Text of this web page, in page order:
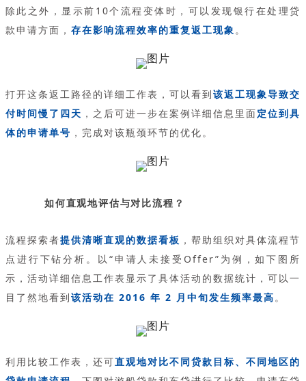
除此之外，显示前10个流程变体时，可以发现银行在处理贷
款申请方面， 存在影响流程效率的重复返工现象。
打开这条返工路径的详细工作表，可以看到该返工现象导致交
付时间慢了四天 ，之后可进一步在案例详细信息里面定位到具
体的申请单号 ，完成对该瓶颈环节的优化。
如何直观地评估与对比流程？
流程探索者提供清晰直观的数据看板 ，帮助组织对具体流程节
点进行下钻分析。以“申请人未接受Offer”为例，如下图所
示，活动详细信息工作表显示了具体活动的数据统计，可以一
目了然地看到该活动在 2016 年 2 月中旬发生频率最高。
利用比较工作表，还可直观地对比不同贷款目标、不同地区的